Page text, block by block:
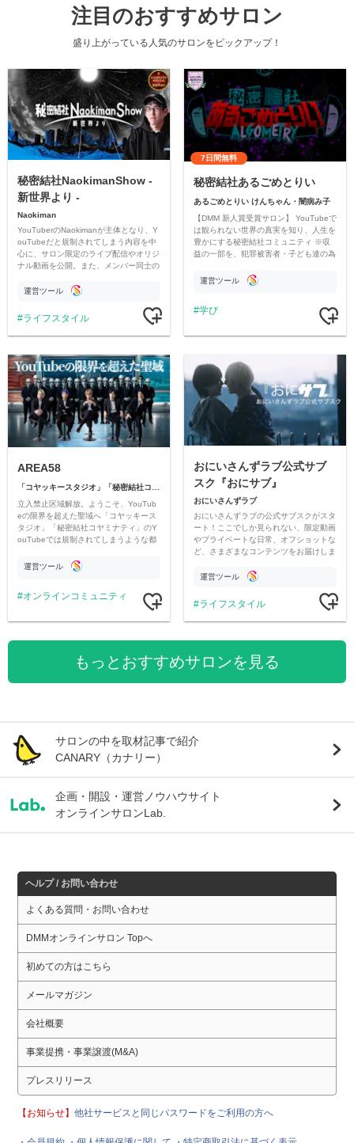
注目のおすすめサロン
盛り上がっている人気のサロンをピックアップ！
秘密結社NaokimanShow -
新世界より -
Naokiman
YouTuberのNaokimanが主体となり、Y
ouTubeだと規制されてしまう内容を中
心に、サロン限定のライブ配信やオリジ
ナル動画を公開。また、メンバー同士の
ただいています。
運営ツール
ライフスタイル
7日間無料
秘密結社あるごめとりい
あるごめとりい けんちゃん・闇病み子
【DMM 新人賞受賞サロン】 YouTubeで
は観られない世界の真実を知り、人生を
豊かにする秘密結社コミュニティ ※収
益の一部を、犯罪被害者・子ども達の為
す運営ツール
学び
AREA58
「コヤッキースタジオ」「秘密結社コヤミナティ」
立入禁止区域解放。ようこそ、YouTub
eの限界を超えた聖域へ「コヤッキース
タジオ」「秘密結社コヤミナティ」のY
ouTubeでは規制されてしまうような都
公開。
運営ツール
オンラインコミュニティ
おにいさんずラブ公式サブ
スク『おにサブ』
おにいさんずラブ
おにいさんずラブの公式サブスクがスタ
ート！ここでしか見られない、限定動画
やプライベートな日常、オフショットな
ど、さまざまなコンテンツをお届けしま
運営ツール
ライフスタイル
もっとおすすめサロンを見る
サロンの中を取材記事で紹介
CANARY（カナリー）
企画・開設・運営ノウハウサイト
オンラインサロンLab.
ヘルプ / お問い合わせ
よくある質問・お問い合わせ
DMMオンラインサロン Topへ
初めての方はこちら
メールマガジン
会社概要
事業提携・事業譲渡(M&A)
プレスリリース
【お知らせ】他社サービスと同じパスワードをご利用の方へ